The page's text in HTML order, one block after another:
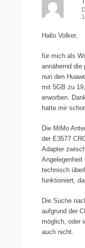
Hallo Volker,
für mich als
annähernd die
nun den
mit 5GB zu
erworben.
hatte mir
Die MiMo
der E3577
Adapter
technisch
funktioniert,
Die Suche
aufgrund der
möglich, oder
auch nicht.